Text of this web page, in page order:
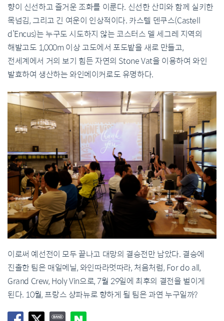
향이 신선하고 즐거운 조화를 이룬다. 신선한 산미와 함께 실키한
목넘김, 그리고 긴 여운이 인상적이다. 카스텔 덴쿠스(Castell
d’Encus)는 누구도 시도하지 않는 코스터스 델 세그레 지역의
해발고도 1,000m 이상 고도에서 포도밭을 새로 만들고,
전세계에서 거의 보기 힘든 자연의 Stone Vat을 이용하여 와인
발효하여 생산하는 와인메이커로도 유명하다.
이로써 예선전이 모두 끝나고 대망의 결승전만 남았다. 결승에
진출한 팀은 매일메닐, 와인따라멋따라, 처음처럼, For do all,
Grand Crew, Holy Vin으로, 7월 29일에 최후의 결전을 벌이게
된다. 10월, 프랑스 샹파뉴로 향하게 될 팀은 과연 누구일까?